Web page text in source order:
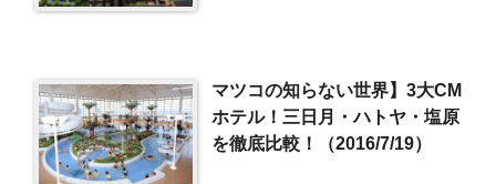
マツコの知らない世界】3大CM
ホテル！三日月・ハトヤ・塩原
を徹底比較！（2016/7/19）